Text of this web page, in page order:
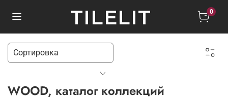
TILELIT 0
WOOD, каталог коллекций